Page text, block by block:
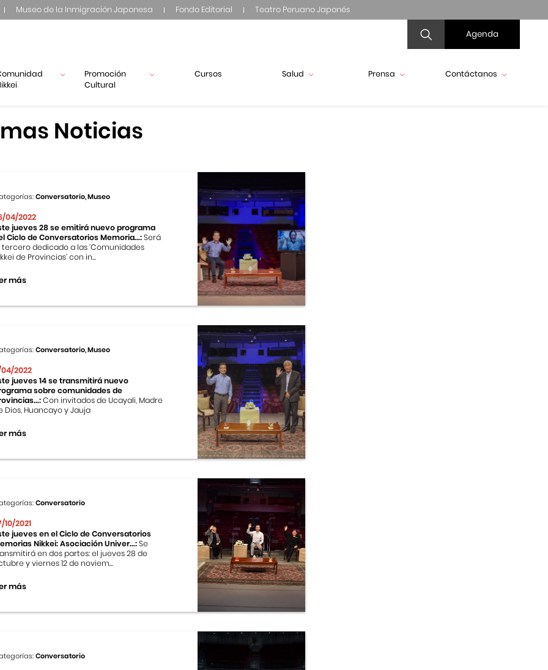
Museo de la Inmigración Japonesa Fondo Editorial Teatro Peruano Japonés
Agenda
Promoción
Cultural
Cursos Salud Prensa Contáctanos
Noticias
Conversatorio, Museo
04/2022
jueves 28 se emitirá nuevo programa
Ciclo de Conversatorios Memoria...:Será
tercero dedicado a las ‘Comunidades
de Provincias’ con in...
más
Conversatorio, Museo
04/2022
jueves 14 se transmitirá nuevo
sobre comunidades de
Con invitados de Ucayali, Madre
Dios, Huancayo y Jauja
más
Conversatorio
10/2021
jueves en el Ciclo de Conversatorios
Nikkei: Asociación Univer...:Se
en dos partes: el jueves 28 de
y viernes 12 de noviem...
más
Conversatorio